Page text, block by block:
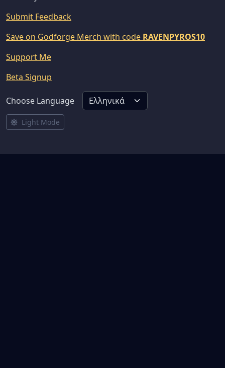
Submit Feedback
Save on Godforge Merch with code RAVENPYROS10
Support Me
Beta Signup
Choose Language
Light Mode